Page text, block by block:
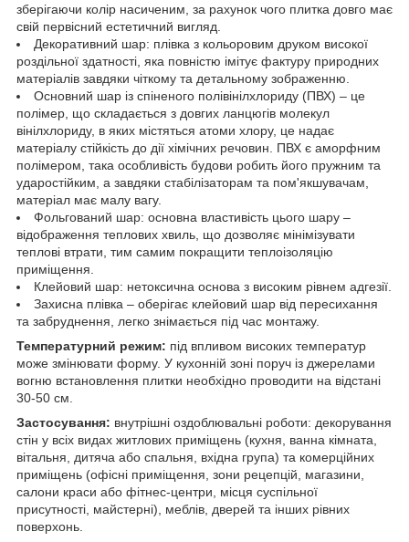
зберігаючи колір насиченим, за рахунок чого плитка довго має
свій первісний естетичний вигляд.
Декоративний шар: плівка з кольоровим друком високої
роздільної здатності, яка повністю імітує фактуру природних
матеріалів завдяки чіткому та детальному зображенню.
Основний шар із спіненого полівінілхлориду (ПВХ) – це
полімер, що складається з довгих ланцюгів молекул
вінілхлориду, в яких містяться атоми хлору, це надає
матеріалу стійкість до дії хімічних речовин. ПВХ є аморфним
полімером, така особливість будови робить його пружним та
ударостійким, а завдяки стабілізаторам та пом'якшувачам,
матеріал має малу вагу.
Фольгований шар: основна властивість цього шару –
відображення теплових хвиль, що дозволяє мінімізувати
теплові втрати, тим самим покращити теплоізоляцію
приміщення.
Клейовий шар: нетоксична основа з високим рівнем адгезії.
Захисна плівка – оберігає клейовий шар від пересихання
та забруднення, легко знімається під час монтажу.
Температурний режим: під впливом високих температур
може змінювати форму. У кухонній зоні поруч із джерелами
вогню встановлення плитки необхідно проводити на відстані
30-50 см.
Застосування: внутрішні оздоблювальні роботи: декорування
стін у всіх видах житлових приміщень (кухня, ванна кімната,
вітальня, дитяча або спальня, вхідна група) та комерційних
приміщень (офісні приміщення, зони рецепцій, магазини,
салони краси або фітнес-центри, місця суспільної
присутності, майстерні), меблів, дверей та інших рівних
поверхонь.